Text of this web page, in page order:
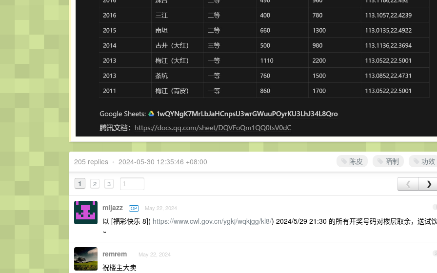
陈皮 晒制 功效
205 replies • 2024-05-30 12:35:46 +08:00
1 2 3 ❮ ❯
1
mijazz OP May 22, 2024
以 [福彩快乐 8]( https://www.cwl.gov.cn/ygkj/wqkjgg/kl8/) 2024/5/29 21:30 的所有开奖号码对楼层取余，送试
~
2
remrem May 22, 2024
祝楼主大卖